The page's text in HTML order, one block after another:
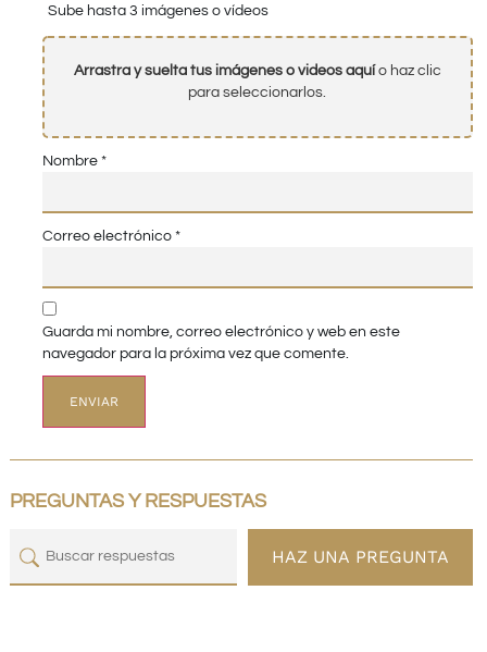
Sube hasta 3 imágenes o vídeos
Arrastra y suelta tus imágenes o videos aquío haz clic
para seleccionarlos.
Nombre *
Correo electrónico *
Guarda mi nombre, correo electrónico y web en este
navegador para la próxima vez que comente.
PREGUNTAS Y RESPUESTAS
HAZ UNA PREGUNTA